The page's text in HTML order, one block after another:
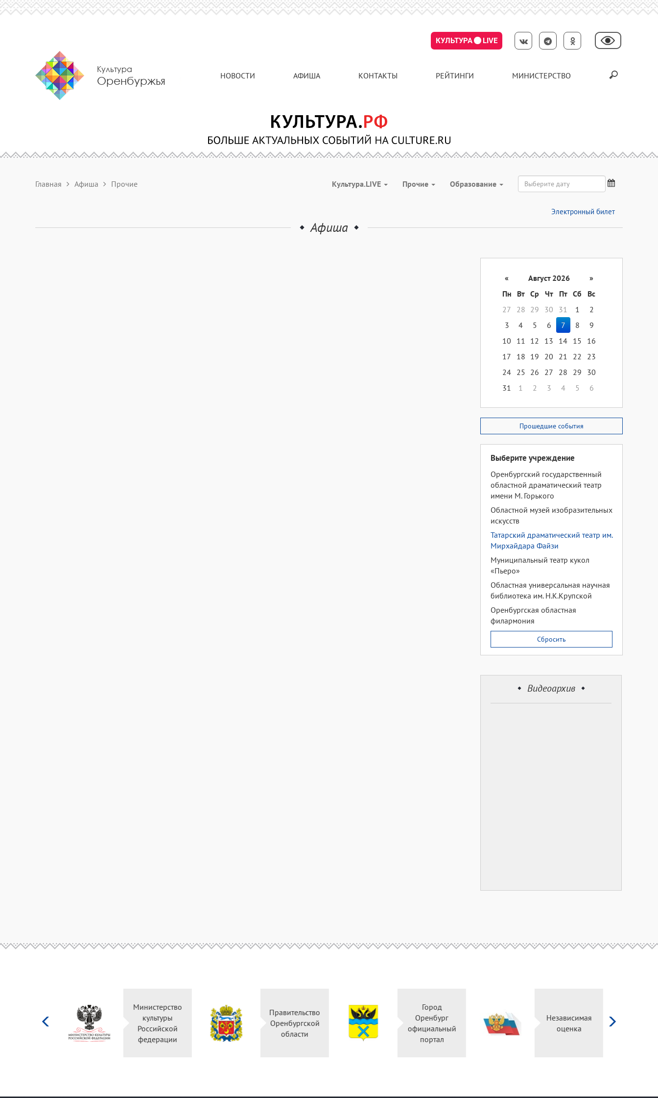
КУЛЬТУРА LIVE
Культура
Оренбуржья НОВОСТИ АФИША КОНТАКТЫ РЕЙТИНГИ МИНИСТЕРСТВО
Главная Афиша Прочие Культура.LIVE Прочие Образование
Электронный билет
Афиша
« Август 2026
»
Пн
Вт Ср Чт Пт Сб
Вс
27
28 29 30 31 1
2
3
4 5 6 7 8
9
10
11 12 13 14 15
16
17
18 19 20 21 22
23
24 25 26 27 28 29
30
31
1 2 3 4 5 6
Прошедшие события
Выберите учреждение
Оренбургский государственный
областной драматический театр
имени М. Горького
Областной музей изобразительных
искусств
Татарский драматический театр им.
Мирхайдара Файзи
Муниципальный театр кукол
«Пьеро»
Областная универсальная научная
библиотека им. Н.К.Крупской
Оренбургская областная
филармония
Сбросить
Видеоархив
Министерство
культуры
Российской
федерации
Правительство
Оренбургской
области
Город
Оренбург
официальный
портал
Независимая
оценка